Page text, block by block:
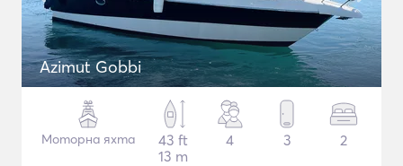
Azimut Gobbi
Моторна яхта
43 ft
13 m
4 3 2